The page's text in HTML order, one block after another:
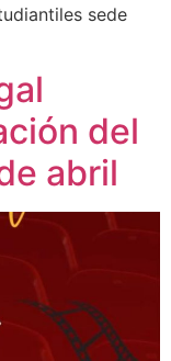
sede
del
abril